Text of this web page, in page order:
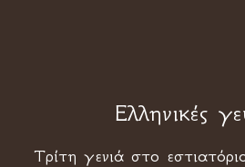
Ελληνικές
Τρίτη γενιά στο